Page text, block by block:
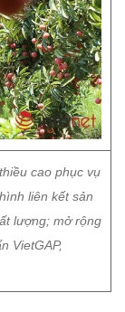
cao phục vụ
liên kết sản
lượng; mở rộng
VietGAP,